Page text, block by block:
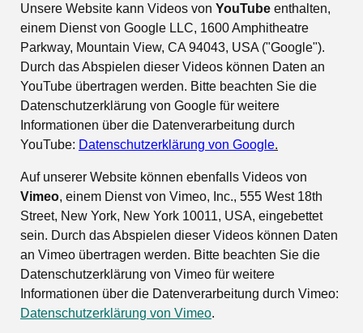
Unsere Website kann Videos von YouTube enthalten,
einem Dienst von Google LLC, 1600 Amphitheatre
Parkway, Mountain View, CA 94043, USA ("Google").
Durch das Abspielen dieser Videos können Daten an
YouTube übertragen werden. Bitte beachten Sie die
Datenschutzerklärung von Google für weitere
Informationen über die Datenverarbeitung durch
YouTube: Datenschutzerklärung von Google.
Auf unserer Website können ebenfalls Videos von
Vimeo, einem Dienst von Vimeo, Inc., 555 West 18th
Street, New York, New York 10011, USA, eingebettet
sein. Durch das Abspielen dieser Videos können Daten
an Vimeo übertragen werden. Bitte beachten Sie die
Datenschutzerklärung von Vimeo für weitere
Informationen über die Datenverarbeitung durch Vimeo:
Datenschutzerklärung von Vimeo.